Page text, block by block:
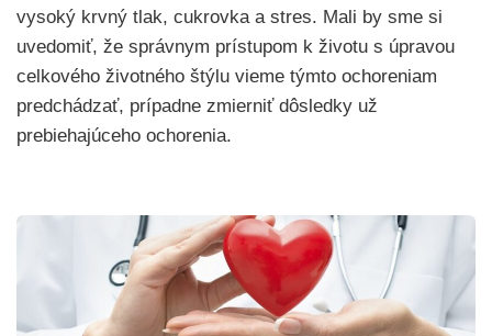
vysoký krvný tlak, cukrovka a stres. Mali by sme si
uvedomiť, že správnym prístupom k životu s úpravou
celkového životného štýlu vieme týmto ochoreniam
predchádzať, prípadne zmierniť dôsledky už
prebiehajúceho ochorenia.